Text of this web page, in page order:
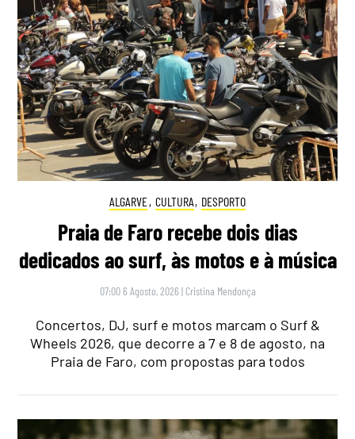
ALGARVE, CULTURA, DESPORTO
Praia de Faro recebe dois dias
dedicados ao surf, às motos e à música
07:00 6 Agosto, 2026 | Cristina Mendonça
Concertos, DJ, surf e motos marcam o Surf &
Wheels 2026, que decorre a 7 e 8 de agosto, na
Praia de Faro, com propostas para todos